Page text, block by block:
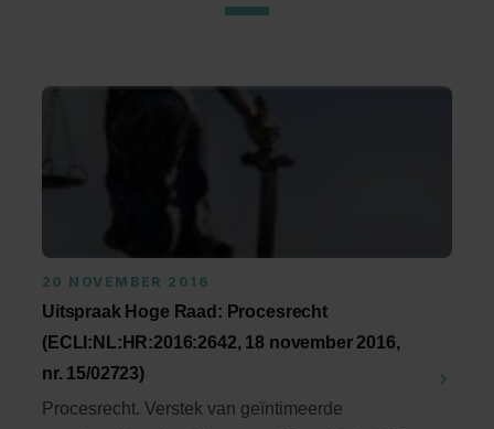
20 NOVEMBER 2016
Uitspraak Hoge Raad: Procesrecht
(ECLI:NL:HR:2016:2642, 18 november 2016,
nr. 15/02723)
Procesrecht. Verstek van geïntimeerde